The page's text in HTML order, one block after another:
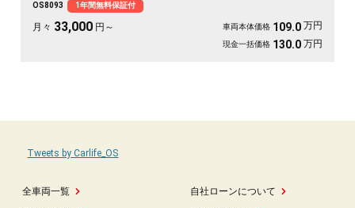
いた一台で、週末の遠出が待ち遠しくなりますよ。乗り込むほどに頼れる相棒に
💫🏔️🚗✌️《1年保証付》
OS8093 1年間無料保証付
月々 33,000 円～ 車両本体価格 109.0 万円
現金一括価格 130.0 万円
全車両一覧
自社ローンについて
Tweets by Carlife_OS